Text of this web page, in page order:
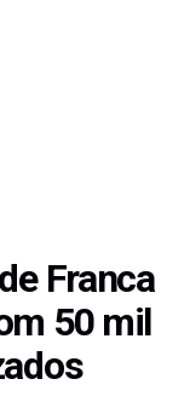
Franca
50 mil